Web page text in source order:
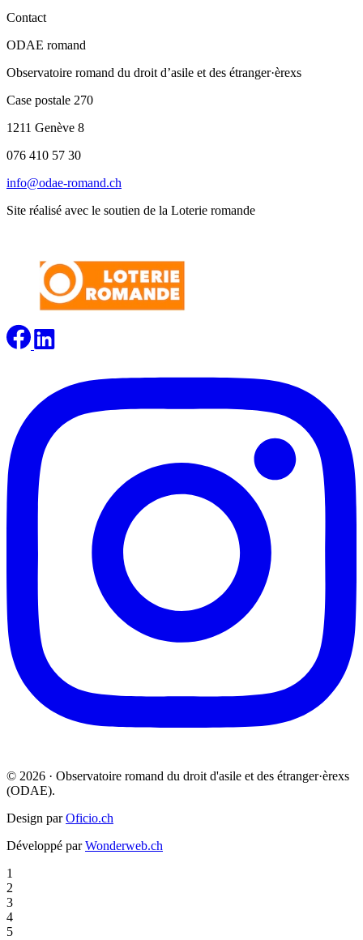
Contact
ODAE romand
Observatoire romand du droit d’asile et des étranger·èrexs
Case postale 270
1211 Genève 8
076 410 57 30
info@odae-romand.ch
Site réalisé avec le soutien de la Loterie romande
© 2026 · Observatoire romand du droit d'asile et des étranger·èrexs
(ODAE).
Design parOficio.ch
Développé parWonderweb.ch
1
2
3
4
5